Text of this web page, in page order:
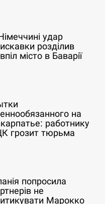
удар
розділив
місто в Баварії
на
работнику
грозит тюрьма
попросила
не
Марокко